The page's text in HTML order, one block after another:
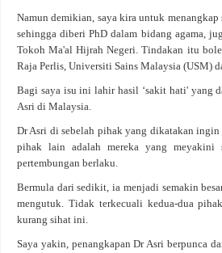
Namun demikian, saya kira untuk
sehingga diberi PhD dalam bidang agama,
Tokoh Ma'al Hijrah Negeri. Tindakan itu
Raja Perlis, Universiti Sains Malaysia (USM)
Bagi saya isu ini lahir hasil ‘sakit hati' yang
Asri di Malaysia.
Dr Asri di sebelah pihak yang dikatakan ingin
pihak lain adalah mereka yang meyakini
pertembungan berlaku.
Bermula dari sedikit, ia menjadi semakin
mengutuk. Tidak terkecuali kedua-dua
kurang sihat ini.
Saya yakin, penangkapan Dr Asri berpunca